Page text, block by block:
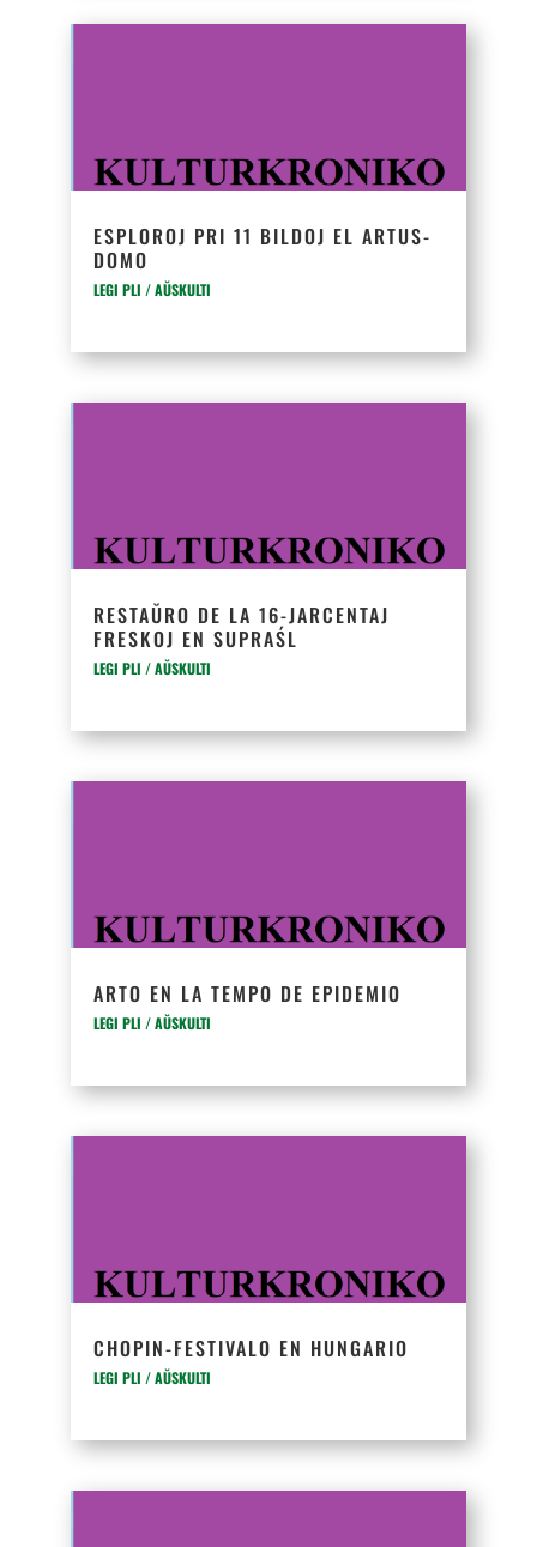
ESPLOROJ PRI 11 BILDOJ EL ARTUS-
DOMO
LEGI PLI / AŬSKULTI
RESTAŬRO DE LA 16-JARCENTAJ
FRESKOJ EN SUPRAŚL
LEGI PLI / AŬSKULTI
ARTO EN LA TEMPO DE EPIDEMIO
LEGI PLI / AŬSKULTI
CHOPIN-FESTIVALO EN HUNGARIO
LEGI PLI / AŬSKULTI